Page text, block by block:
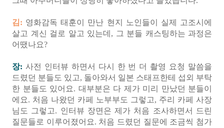
김: 영화감독 태훈이 만난 현지 노인들이 실제 고조시에
살고 계신 걸로 알고 있는데, 그 분들 캐스팅하는 과정은
어땠나요?
장: 사전 인터뷰 하면서 다시 한 번 더 촬영 요청 말씀을
드렸던 분들도 있고, 돌아와서 일본 스태프한테 섭외 부탁
한 분들도 있어요. 대부분은 다 제가 미리 만났던 분들이
에요. 처음 나왔던 카페 노부부도 그렇고, 주리 카페 사장
님도 그렇고. 인터뷰 장면은 제가 처음 조사하면서 드린
질문들로 이루어졌어요. 처음 드렸던 질문에 조금씩 첨가